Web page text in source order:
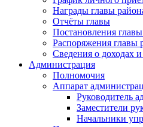
Награды главы
Отчёты главы
Постановления
Распоряжения главы
Сведения о доходах
Администрация
Полномочия
Аппарат
Руководитель
Заместители
Начальники